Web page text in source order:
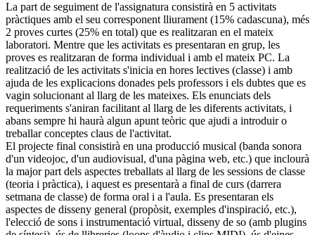
La part de seguiment de l'assignatura consistirà en 5 activitats
pràctiques amb el seu corresponent lliurament (15% cadascuna), més
2 proves curtes (25% en total) que es realitzaran en el mateix
laboratori. Mentre que les activitats es presentaran en grup, les
proves es realitzaran de forma individual i amb el mateix PC. La
realització de les activitats s'inicia en hores lectives (classe) i amb
ajuda de les explicacions donades pels professors i els dubtes que es
vagin solucionant al llarg de les mateixes. Els enunciats dels
requeriments s'aniran facilitant al llarg de les diferents activitats, i
abans sempre hi haurà algun apunt teòric que ajudi a introduir o
treballar conceptes claus de l'activitat.
El projecte final consistirà en una producció musical (banda sonora
d'un videojoc, d'un audiovisual, d'una pàgina web, etc.) que inclourà
la major part dels aspectes treballats al llarg de les sessions de classe
(teoria i pràctica), i aquest es presentarà a final de curs (darrera
setmana de classe) de forma oral i a l'aula. Es presentaran els
aspectes de disseny general (propòsit, exemples d'inspiració, etc.),
l'elecció de sons i instrumentació virtual, disseny de so (amb plugins